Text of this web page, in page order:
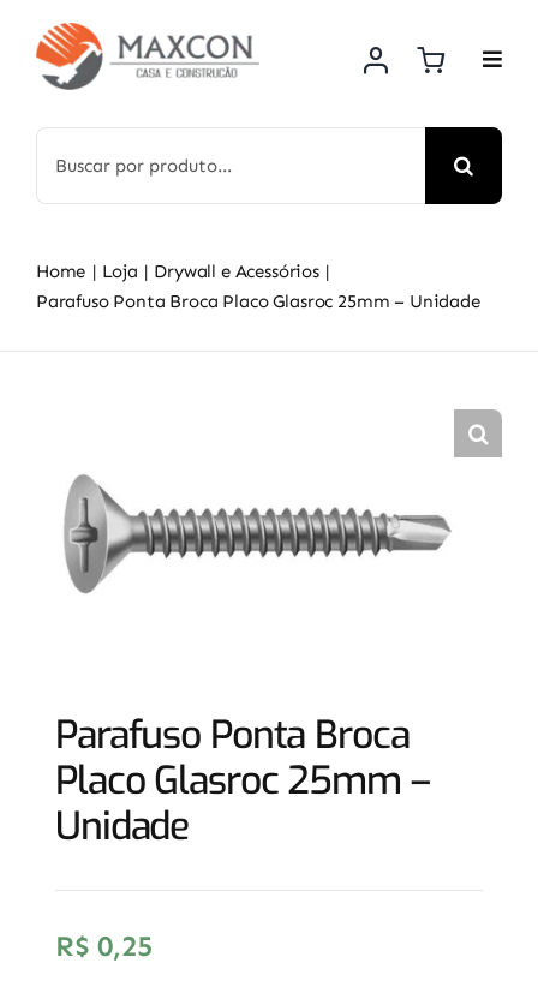
content
for:
Home Loja
Drywall e Acessórios
Parafuso Ponta Broca Placo Glasroc 25mm – Unidade
Parafuso Ponta Broca
Placo Glasroc 25mm –
Unidade
R$ 0,25